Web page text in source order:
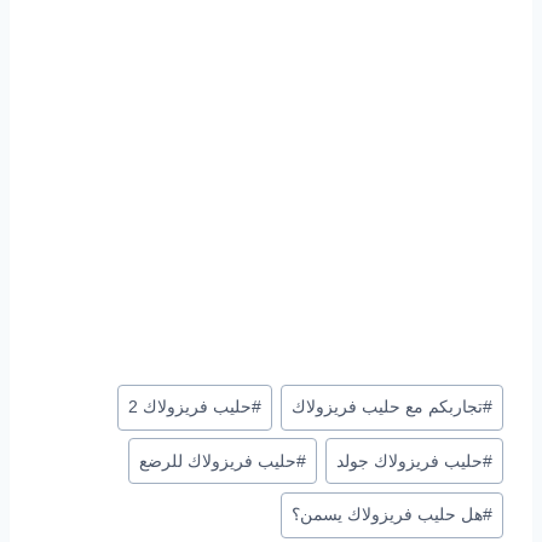
وسوم
المقال:
#تجاربكم مع حليب فريزولاك #حليب فريزولاك 2
#حليب فريزولاك جولد #حليب فريزولاك للرضع
#هل حليب فريزولاك يسمن؟